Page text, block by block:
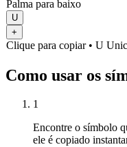
Palma para baixo
U
+
Clique para copiar• U
Como usar os
1
Encontre o símbolo
ele é copiado